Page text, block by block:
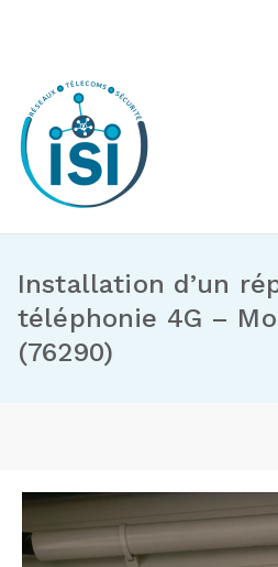
Installation d’un
téléphonie 4G –
(76290)